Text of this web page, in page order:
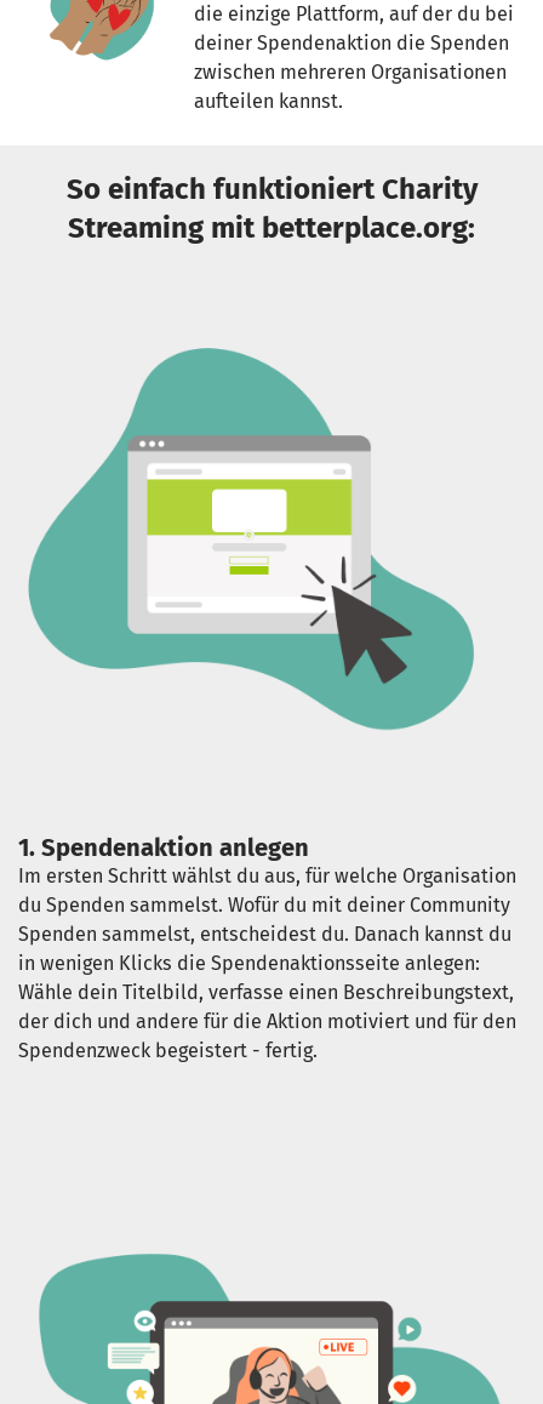
die einzige Plattform, auf der du bei
deiner Spendenaktion die Spenden
zwischen mehreren Organisationen
aufteilen kannst.
So einfach funktioniert Charity
Streaming mit betterplace.org:
1. Spendenaktion anlegen
Im ersten Schritt wählst du aus, für welche Organisation
du Spenden sammelst. Wofür du mit deiner Community
Spenden sammelst, entscheidest du. Danach kannst du
in wenigen Klicks die Spendenaktionsseite anlegen:
Wähle dein Titelbild, verfasse einen Beschreibungstext,
der dich und andere für die Aktion motiviert und für den
Spendenzweck begeistert - fertig.